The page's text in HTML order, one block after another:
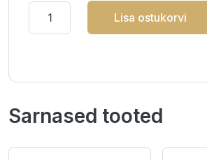
Lisa ostukorvi
Sarnased tooted